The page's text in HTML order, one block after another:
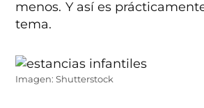
menos. Y así es
tema.
Imagen: Shutterstock